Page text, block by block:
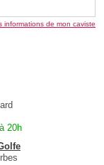
informations de mon caviste
20h